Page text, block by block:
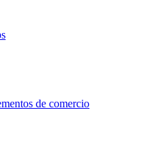
de comercio